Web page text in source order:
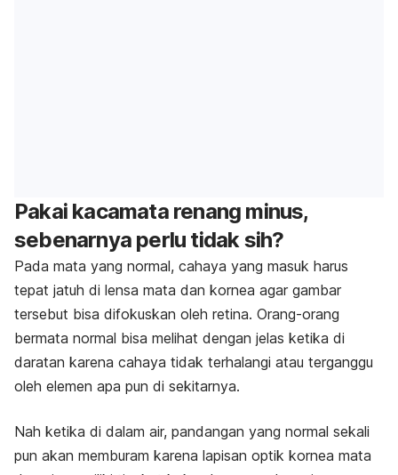
Pakai kacamata renang minus,
sebenarnya perlu tidak sih?
Pada mata yang normal, cahaya yang masuk harus
tepat jatuh di lensa mata dan kornea agar gambar
tersebut bisa difokuskan oleh retina. Orang-orang
bermata normal bisa melihat dengan jelas ketika di
daratan karena cahaya tidak terhalangi atau terganggu
oleh elemen apa pun di sekitarnya.
Nah ketika di dalam air, pandangan yang normal sekali
pun akan memburam karena lapisan optik kornea mata